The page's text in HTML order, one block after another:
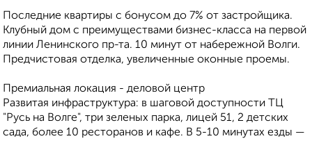
Последние квартиры с бонусом до 7% от застройщика.
Клубный дом с преимуществами бизнес-класса на первой
линии Ленинского пр-та. 10 минут от набережной Волги.
Предчистовая отделка, увеличенные оконные проемы.
Премиальная локация - деловой центр
Развитая инфраструктура: в шаговой доступности ТЦ
"Русь на Волге", три зеленых парка, лицей 51, 2 детских
сада, более 10 ресторанов и кафе. В 5-10 минутах езды —